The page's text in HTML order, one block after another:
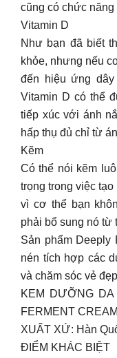
cũng có chức
Vitamin D
Như bạn đã biết
khỏe, nhưng nếu
đến hiệu ứng
Vitamin D có thể
tiếp xúc với ánh
hấp thụ đủ chỉ từ
Kẽm
Có thể nói kẽm
trọng trong việc
vì cơ thể bạn
phải bổ sung nó từ
Sản phẩm Deeply
nén tích hợp các
và chăm sóc vẻ
KEM DƯỠNG
FERMENT CREAM
XUẤT XỨ: Hàn
ĐIỂM KHÁC BIỆT